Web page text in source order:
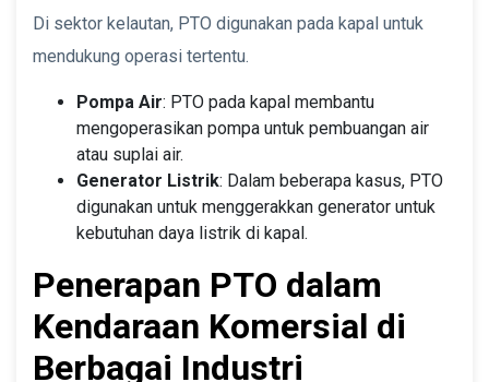
Di sektor kelautan, PTO digunakan pada kapal untuk
mendukung operasi tertentu.
Pompa Air: PTO pada kapal membantu
mengoperasikan pompa untuk pembuangan air
atau suplai air.
Generator Listrik: Dalam beberapa kasus, PTO
digunakan untuk menggerakkan generator untuk
kebutuhan daya listrik di kapal.
Penerapan PTO dalam
Kendaraan Komersial di
Berbagai Industri